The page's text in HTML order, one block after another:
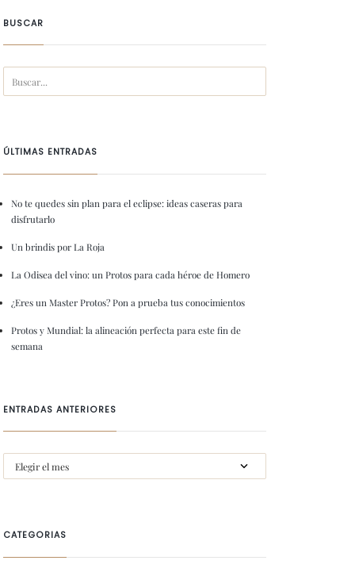
BUSCAR
ÚLTIMAS ENTRADAS
No te quedes sin plan para el eclipse: ideas caseras para
disfrutarlo
Un brindis por La Roja
La Odisea del vino: un Protos para cada héroe de Homero
¿Eres un Master Protos? Pon a prueba tus conocimientos
Protos y Mundial: la alineación perfecta para este fin de
semana
ENTRADAS ANTERIORES
CATEGORIAS